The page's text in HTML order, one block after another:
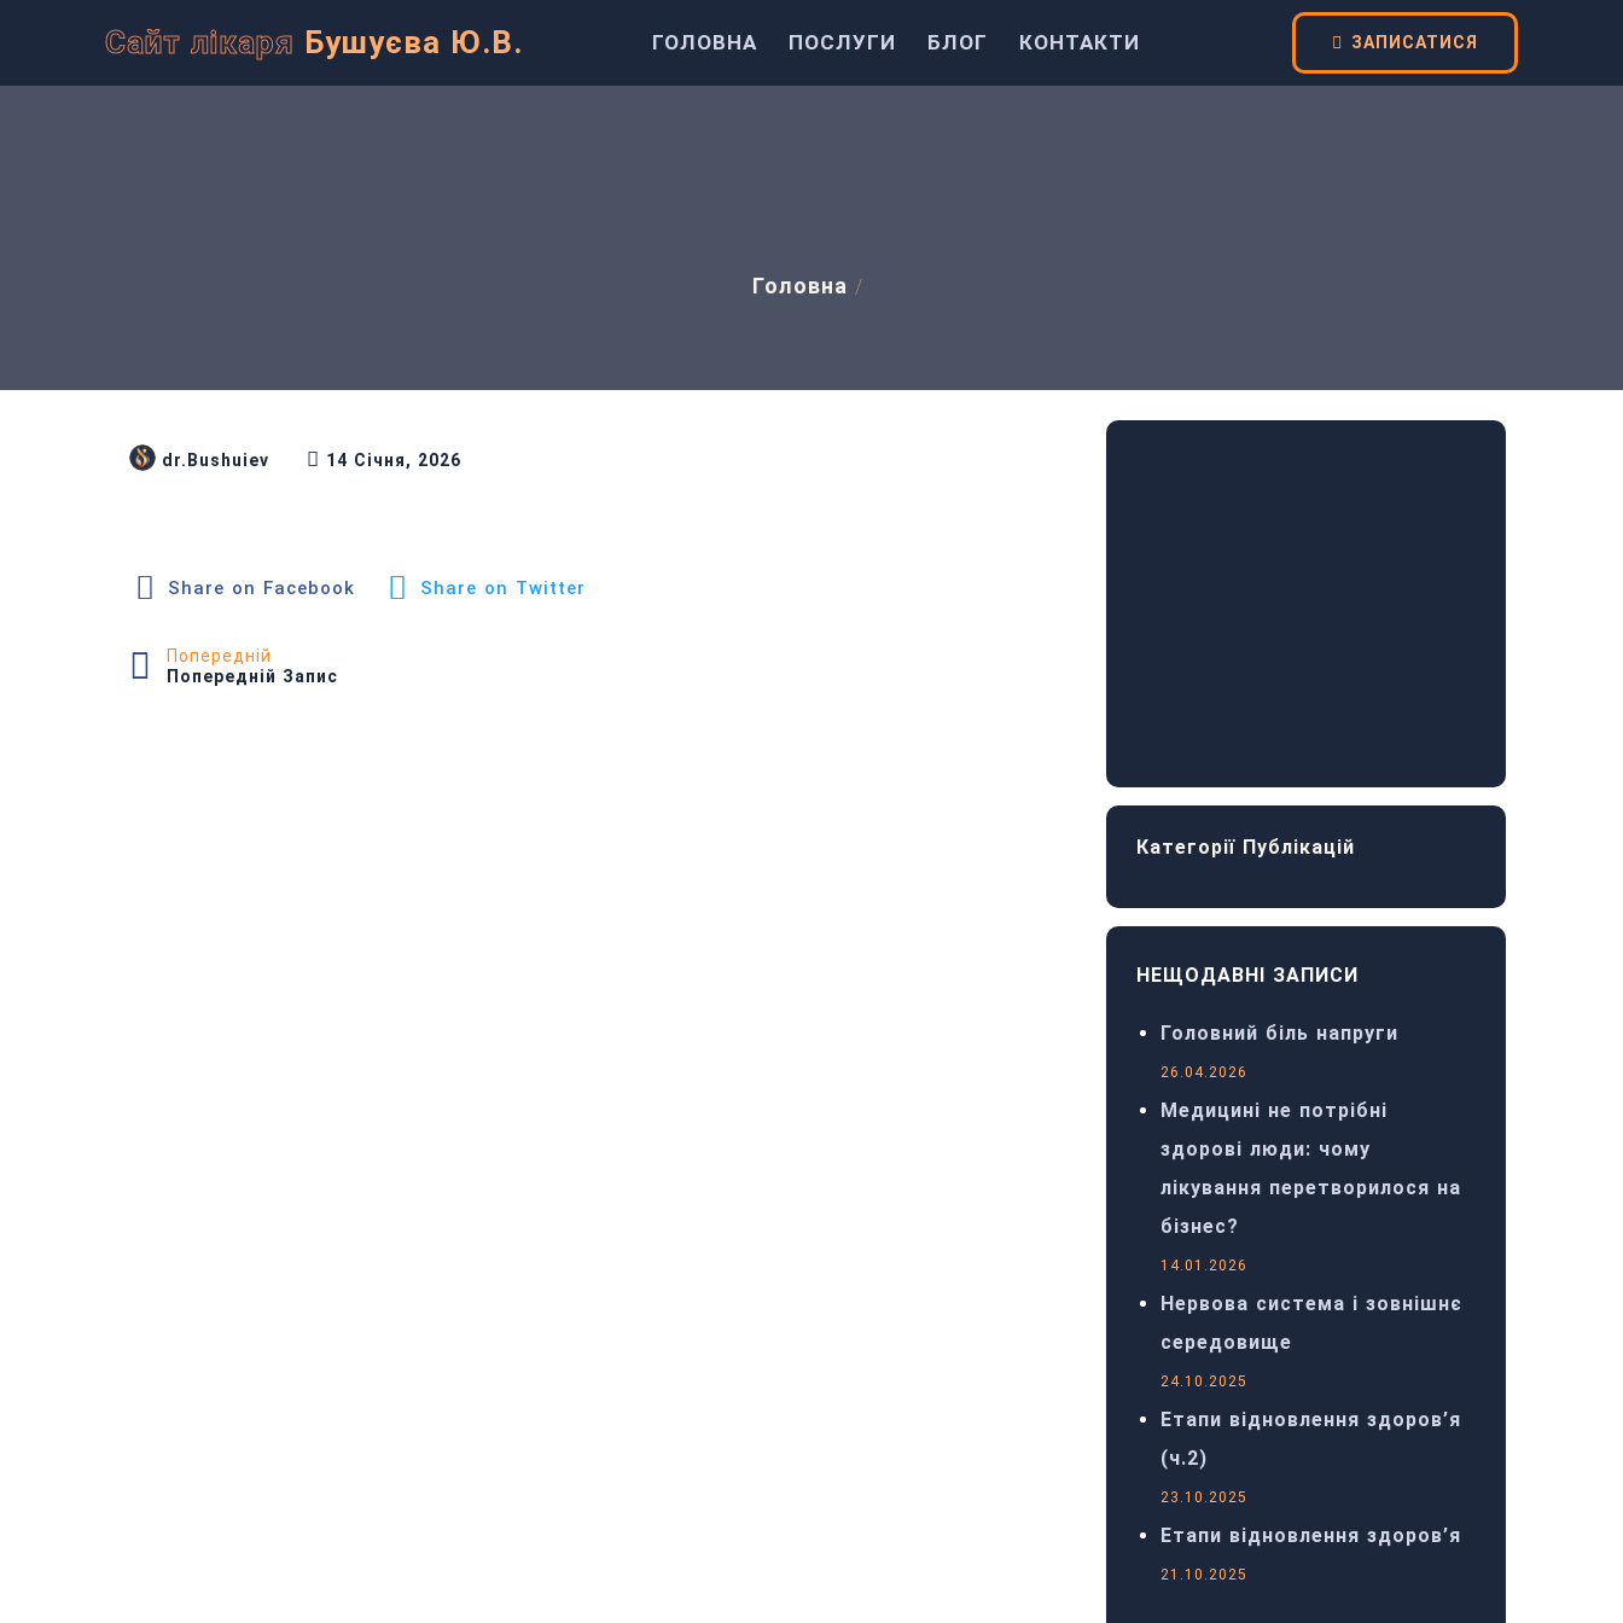
Сайт лікаря Бушуєва Ю.В. ГОЛОВНА ПОСЛУГИ БЛОГ КОНТАКТИ ЗАПИСАТИСЯ
Головна /
dr.Bushuiev 14 Січня, 2026
Share on Facebook Share on Twitter
Попередній
Попередній Запис
Категорії Публікацій
НЕЩОДАВНІ ЗАПИСИ
Головний біль напруги
26.04.2026
Медицині не потрібні
здорові люди: чому
лікування перетворилося на
бізнес?
14.01.2026
Нервова система і зовнішнє
середовище
24.10.2025
Етапи відновлення здоров’я
(ч.2)
23.10.2025
Етапи відновлення здоров’я
21.10.2025